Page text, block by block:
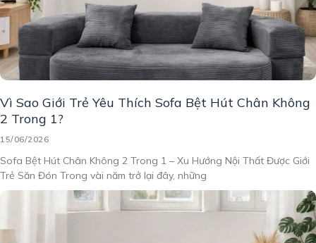
Vì Sao Giới Trẻ Yêu Thích Sofa Bệt Hút Chân Không
2 Trong 1?
15/06/2026
Sofa Bệt Hút Chân Không 2 Trong 1 – Xu Hướng Nội Thất Được Giới
Trẻ Săn Đón Trong vài năm trở lại đây, những